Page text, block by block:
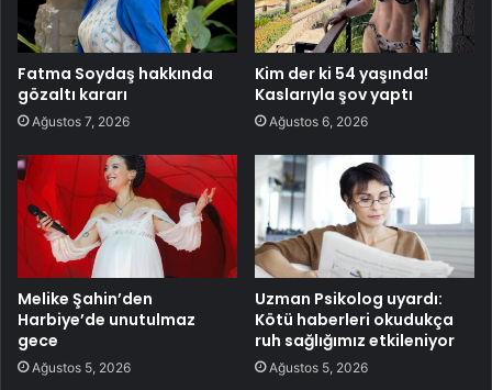
Fatma Soydaş hakkında
gözaltı kararı
Ağustos 7, 2026
Kim der ki 54 yaşında!
Kaslarıyla şov yaptı
Ağustos 6, 2026
Melike Şahin’den
Harbiye’de unutulmaz
gece
Ağustos 5, 2026
Uzman Psikolog uyardı:
Kötü haberleri okudukça
ruh sağlığımız etkileniyor
Ağustos 5, 2026